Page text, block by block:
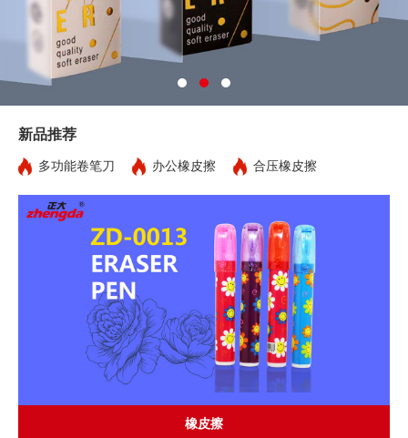
新品推荐
多功能卷笔刀 办公橡皮擦 合压橡皮擦
橡皮擦